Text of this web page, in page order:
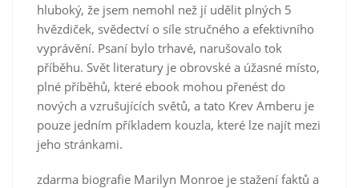
hluboký, že jsem nemohl než jí udělit plných 5
hvězdiček, svědectví o síle stručného a efektivního
vyprávění. Psaní bylo trhavé, narušovalo tok
příběhu. Svět literatury je obrovské a úžasné místo,
plné příběhů, které ebook mohou přenést do
nových a vzrušujících světů, a tato Krev Amberu je
pouze jedním příkladem kouzla, které lze najít mezi
jeho stránkami.
zdarma biografie Marilyn Monroe je stažení faktů a